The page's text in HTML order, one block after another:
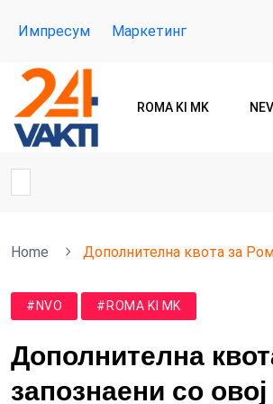
Импресум Маркетинг
ROMA KI MK
Home Дополнителна квота за
#NVO #ROMA KI MK
Дополнителна
запознаени со